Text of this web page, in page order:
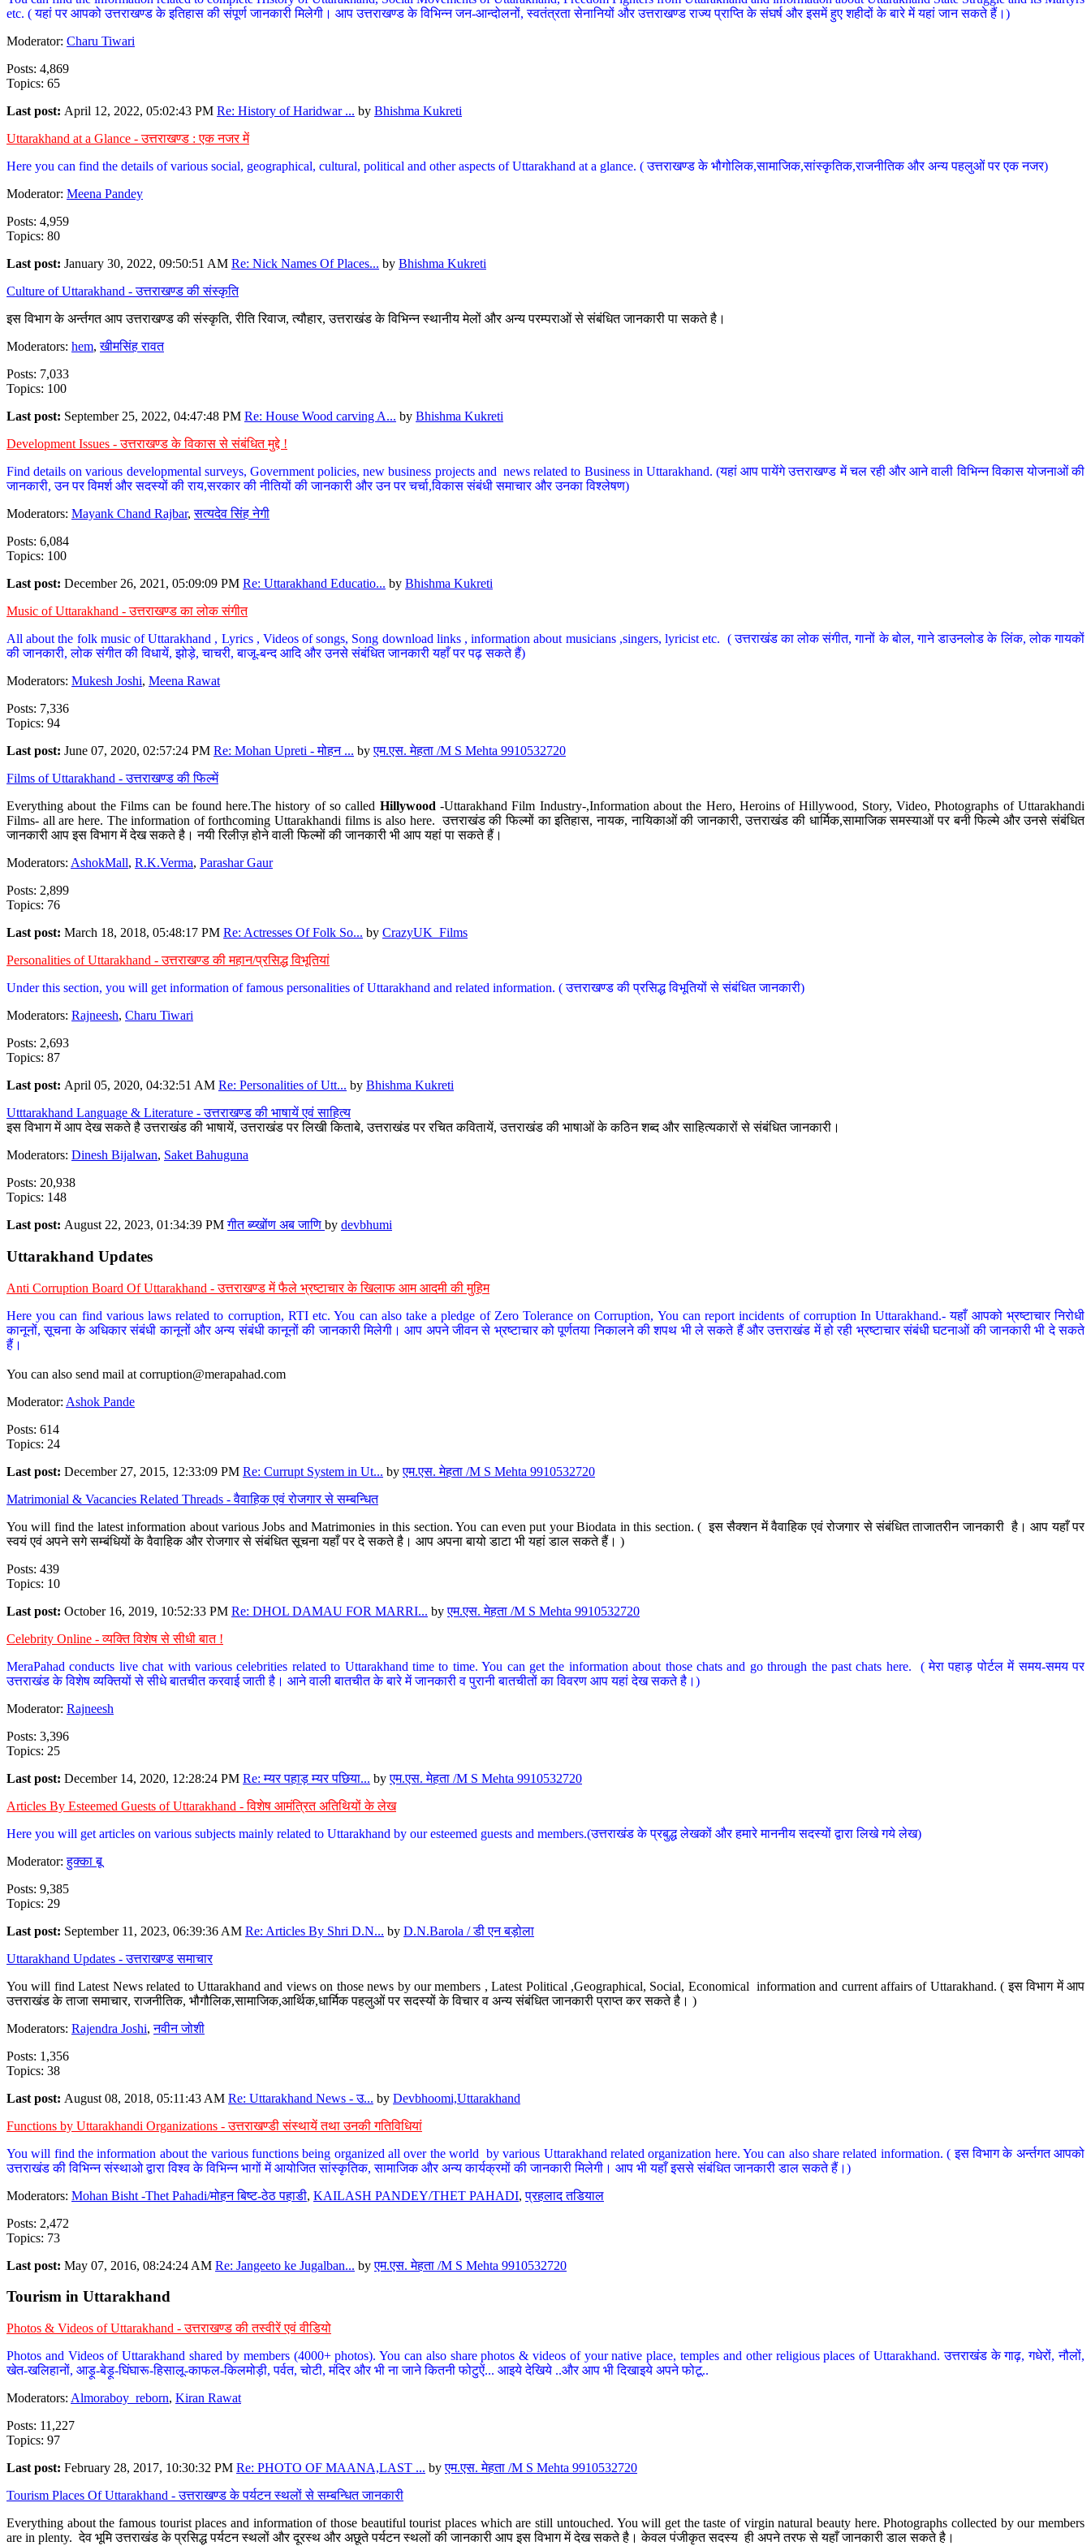
etc. ( यहां पर आपको उत्तराखण्ड के इतिहास की संपूर्ण जानकारी मिलेगी। आप उत्तराखण्ड के विभिन्न जन-आन्दोलनों, स्वतंत्रता सेनानियों और उत्तराखण्ड राज्य प्राप्ति के संघर्ष और इसमें हुए शहीदों के बारे में यहां जान सकते हैं।)
Moderator: Charu Tiwari
Posts: 4,869
Topics: 65
Last post: April 12, 2022, 05:02:43 PM Re: History of Haridwar ... by Bhishma Kukreti
Uttarakhand at a Glance - उत्तराखण्ड : एक नजर में
Here you can find the details of various social, geographical, cultural, political and other aspects of Uttarakhand at a glance. ( उत्तराखण्ड के भौगोलिक,सामाजिक,सांस्कृतिक,राजनीतिक और अन्य पहलुओं पर एक नजर)
Moderator: Meena Pandey
Posts: 4,959
Topics: 80
Last post: January 30, 2022, 09:50:51 AM Re: Nick Names Of Places... by Bhishma Kukreti
Culture of Uttarakhand - उत्तराखण्ड की संस्कृति
इस विभाग के अर्न्तगत आप उत्तराखण्ड की संस्कृति, रीति रिवाज, त्यौहार, उत्तराखंड के विभिन्न स्थानीय मेलों और अन्य परम्पराओं से संबंधित जानकारी पा सकते है।
Moderators: hem,खीमसिंह रावत
Posts: 7,033
Topics: 100
Last post: September 25, 2022, 04:47:48 PM Re: House Wood carving A... by Bhishma Kukreti
Development Issues - उत्तराखण्ड के विकास से संबंधित मुद्दे !
Find details on various developmental surveys, Government policies, new business projects and news related to Business in Uttarakhand. (यहां आप पायेंगे उत्तराखण्ड में चल रही और आने वाली विभिन्न विकास योजनाओं की
जानकारी, उन पर विमर्श और सदस्यों की राय,सरकार की नीतियों की जानकारी और उन पर चर्चा,विकास संबंधी समाचार और उनका विश्लेषण)
Moderators: Mayank Chand Rajbar,सत्यदेव सिंह नेगी
Posts: 6,084
Topics: 100
Last post: December 26, 2021, 05:09:09 PM Re: Uttarakhand Educatio... by Bhishma Kukreti
Music of Uttarakhand - उत्तराखण्ड का लोक संगीत
All about the folk music of Uttarakhand , Lyrics , Videos of songs, Song download links , information about musicians ,singers, lyricist etc. ( उत्तराखंड का लोक संगीत, गानों के बोल, गाने डाउनलोड के लिंक, लोक गायकों
की जानकारी, लोक संगीत की विधायें, झोड़े, चाचरी, बाजू-बन्द आदि और उनसे संबंधित जानकारी यहाँ पर पढ़ सकते हैं)
Moderators: Mukesh Joshi, Meena Rawat
Posts: 7,336
Topics: 94
Last post: June 07, 2020, 02:57:24 PM Re: Mohan Upreti - मोहन ... byएम.एस. मेहता /M S Mehta 9910532720
Films of Uttarakhand - उत्तराखण्ड की फिल्में
Everything about the Films can be found here.The history of so called Hillywood-Uttarakhand Film Industry-,Information about the Hero, Heroins of Hillywood, Story, Video, Photographs of Uttarakhandi
Films- all are here. The information of forthcoming Uttarakhandi films is also here. उत्तराखंड की फिल्मों का इतिहास, नायक, नायिकाओं की जानकारी, उत्तराखंड की धार्मिक,सामाजिक समस्याओं पर बनी फिल्मे और उनसे संबंधित
जानकारी आप इस विभाग में देख सकते है। नयी रिलीज़ होने वाली फिल्मों की जानकारी भी आप यहां पा सकते हैं।
Moderators: AshokMall, R.K.Verma, Parashar Gaur
Posts: 2,899
Topics: 76
Last post: March 18, 2018, 05:48:17 PM Re: Actresses Of Folk So... by CrazyUK_Films
Personalities of Uttarakhand - उत्तराखण्ड की महान/प्रसिद्ध विभूतियां
Under this section, you will get information of famous personalities of Uttarakhand and related information. ( उत्तराखण्ड की प्रसिद्ध विभूतियों से संबंधित जानकारी)
Moderators: Rajneesh, Charu Tiwari
Posts: 2,693
Topics: 87
Last post: April 05, 2020, 04:32:51 AM Re: Personalities of Utt... by Bhishma Kukreti
Utttarakhand Language & Literature - उत्तराखण्ड की भाषायें एवं साहित्य
इस विभाग में आप देख सकते है उत्तराखंड की भाषायें, उत्तराखंड पर लिखी किताबे, उत्तराखंड पर रचित कवितायें, उत्तराखंड की भाषाओं के कठिन शब्द और साहित्यकारों से संबंधित जानकारी।
Moderators: Dinesh Bijalwan, Saket Bahuguna
Posts: 20,938
Topics: 148
Last post: August 22, 2023, 01:34:39 PMगीत ब्य्खोंण अब जाणि by devbhumi
Uttarakhand Updates
Anti Corruption Board Of Uttarakhand - उत्तराखण्ड में फैले भ्रष्टाचार के खिलाफ आम आदमी की मुहिम
Here you can find various laws related to corruption, RTI etc. You can also take a pledge of Zero Tolerance on Corruption, You can report incidents of corruption In Uttarakhand.- यहाँ आपको भ्रष्टाचार निरोधी
कानूनों, सूचना के अधिकार संबंधी कानूनों और अन्य संबंधी कानूनों की जानकारी मिलेगी। आप अपने जीवन से भ्रष्टाचार को पूर्णतया निकालने की शपथ भी ले सकते हैं और उत्तराखंड में हो रही भ्रष्टाचार संबंधी घटनाओं की जानकारी भी दे सकते
हैं।
You can also send mail at corruption@merapahad.com
Moderator: Ashok Pande
Posts: 614
Topics: 24
Last post: December 27, 2015, 12:33:09 PM Re: Currupt System in Ut... byएम.एस. मेहता /M S Mehta 9910532720
Matrimonial & Vacancies Related Threads - वैवाहिक एवं रोजगार से सम्बन्धित
You will find the latest information about various Jobs and Matrimonies in this section. You can even put your Biodata in this section. ( इस सैक्शन में वैवाहिक एवं रोजगार से संबंधित ताजातरीन जानकारी है। आप यहाँ पर
स्वयं एवं अपने सगे सम्बंधियों के वैवाहिक और रोजगार से संबंधित सूचना यहाँ पर दे सकते है। आप अपना बायो डाटा भी यहां डाल सकते हैं। )
Posts: 439
Topics: 10
Last post: October 16, 2019, 10:52:33 PM Re: DHOL DAMAU FOR MARRI... byएम.एस. मेहता /M S Mehta 9910532720
Celebrity Online - व्यक्ति विशेष से सीधी बात !
MeraPahad conducts live chat with various celebrities related to Uttarakhand time to time. You can get the information about those chats and go through the past chats here. ( मेरा पहाड़ पोर्टल में समय-समय पर
उत्तराखंड के विशेष व्यक्तियों से सीधे बातचीत करवाई जाती है। आने वाली बातचीत के बारे में जानकारी व पुरानी बातचीतों का विवरण आप यहां देख सकते है।)
Moderator: Rajneesh
Posts: 3,396
Topics: 25
Last post: December 14, 2020, 12:28:24 PM Re: म्यर पहाड़ म्यर पछिया... byएम.एस. मेहता /M S Mehta 9910532720
Articles By Esteemed Guests of Uttarakhand - विशेष आमंत्रित अतिथियों के लेख
Here you will get articles on various subjects mainly related to Uttarakhand by our esteemed guests and members.(उत्तराखंड के प्रबुद्ध लेखकों और हमारे माननीय सदस्यों द्वारा लिखे गये लेख)
Moderator:हुक्का बू
Posts: 9,385
Topics: 29
Last post: September 11, 2023, 06:39:36 AM Re: Articles By Shri D.N... by D.N.Barola / डी एन बड़ोला
Uttarakhand Updates - उत्तराखण्ड समाचार
You will find Latest News related to Uttarakhand and views on those news by our members , Latest Political ,Geographical, Social, Economical information and current affairs of Uttarakhand. ( इस विभाग में आप
उत्तराखंड के ताजा समाचार, राजनीतिक, भौगौलिक,सामाजिक,आर्थिक,धार्मिक पहलुओं पर सदस्यों के विचार व अन्य संबंधित जानकारी प्राप्त कर सकते है। )
Moderators: Rajendra Joshi,नवीन जोशी
Posts: 1,356
Topics: 38
Last post: August 08, 2018, 05:11:43 AM Re: Uttarakhand News - उ... by Devbhoomi,Uttarakhand
Functions by Uttarakhandi Organizations - उत्तराखण्डी संस्थायें तथा उनकी गतिविधियां
You will find the information about the various functions being organized all over the world by various Uttarakhand related organization here. You can also share related information. ( इस विभाग के अर्न्तगत आपको
उत्तराखंड की विभिन्न संस्थाओ द्वारा विश्व के विभिन्न भागों में आयोजित सांस्कृतिक, सामाजिक और अन्य कार्यक्रमों की जानकारी मिलेगी। आप भी यहाँ इससे संबंधित जानकारी डाल सकते हैं।)
Moderators: Mohan Bisht -Thet Pahadi/मोहन बिष्ट-ठेठ पहाडी, KAILASH PANDEY/THET PAHADI,प्रहलाद तडियाल
Posts: 2,472
Topics: 73
Last post: May 07, 2016, 08:24:24 AM Re: Jangeeto ke Jugalban... byएम.एस. मेहता /M S Mehta 9910532720
Tourism in Uttarakhand
Photos & Videos of Uttarakhand - उत्तराखण्ड की तस्वीरें एवं वीडियो
Photos and Videos of Uttarakhand shared by members (4000+ photos). You can also share photos & videos of your native place, temples and other religious places of Uttarakhand. उत्तराखंड के गाढ़, गधेरों, नौलों,
खेत-खलिहानों, आड़ू-बेड़ू-घिंघारू-हिसालू-काफल-किलमोड़ी, पर्वत, चोटी, मंदिर और भी ना जाने कितनी फोटुऐं... आइये देखिये ..और आप भी दिखाइये अपने फोटू..
Moderators: Almoraboy_reborn, Kiran Rawat
Posts: 11,227
Topics: 97
Last post: February 28, 2017, 10:30:32 PM Re: PHOTO OF MAANA,LAST ... byएम.एस. मेहता /M S Mehta 9910532720
Tourism Places Of Uttarakhand - उत्तराखण्ड के पर्यटन स्थलों से सम्बन्धित जानकारी
Everything about the famous tourist places and information of those beautiful tourist places which are still untouched. You will get the taste of virgin natural beauty here. Photographs collected by our members
are in plenty. देव भूमि उत्तराखंड के प्रसिद्ध पर्यटन स्थलों और दूरस्थ और अछूते पर्यटन स्थलों की जानकारी आप इस विभाग में देख सकते है। केवल पंजीकृत सदस्य ही अपने तरफ से यहाँ जानकारी डाल सकते है।